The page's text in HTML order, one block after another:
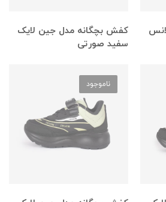
کفش بچگانه مدل جین لایک
سفید صورتی
ناموجود